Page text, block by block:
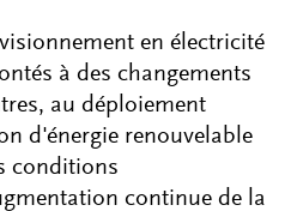
en électricité
à des changements
au déploiement
d'énergie renouvelable
conditions
continue de la